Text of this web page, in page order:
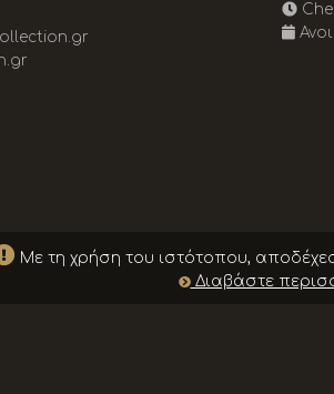
Με τη χρήση του ιστότοπου,
Διαβάστε